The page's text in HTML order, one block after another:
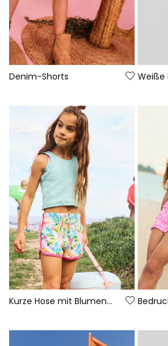
Denim-Shorts Weiße
Kurze Hose mit Blumenmuster